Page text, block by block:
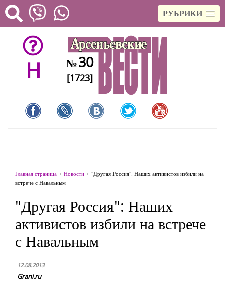
РУБРИКИ
H №30
[1723]
Главная страница Новости
"Другая Россия": Наших активистов избили на
встрече с Навальным
"Другая Россия": Наших
активистов избили на встрече
с Навальным
12.08.2013
Grani.ru